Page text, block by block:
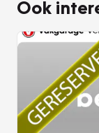
systeem zorgt
systeem van
Nederlands
sensor te
tegenligger. De
Ook